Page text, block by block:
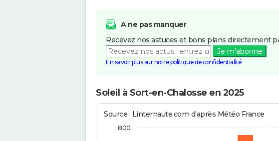
A ne pas manquer
Recevez nos astuces et bons plans directement
Je m'abonne
En savoir plus sur notre politique de confidentialité
Soleil à Sort-en-Chalosse en 2025
Source : Linternaute.com d'après Météo France
800